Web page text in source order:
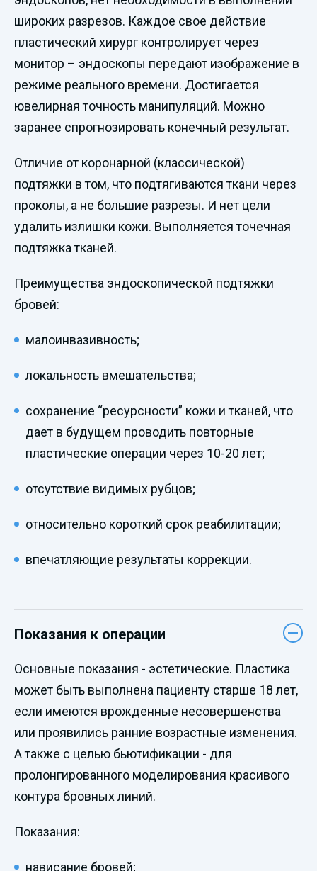
широких разрезов. Каждое свое действие
пластический хирург контролирует через
монитор – эндоскопы передают изображение в
режиме реального времени. Достигается
ювелирная точность манипуляций. Можно
заранее спрогнозировать конечный результат.
Отличие от коронарной (классической)
подтяжки в том, что подтягиваются ткани через
проколы, а не большие разрезы. И нет цели
удалить излишки кожи. Выполняется точечная
подтяжка тканей.
Преимущества эндоскопической подтяжки
бровей:
малоинвазивность;
локальность вмешательства;
сохранение “ресурсности” кожи и тканей, что
дает в будущем проводить повторные
пластические операции через 10-20 лет;
отсутствие видимых рубцов;
относительно короткий срок реабилитации;
впечатляющие результаты коррекции.
Показания к операции
Основные показания - эстетические. Пластика
может быть выполнена пациенту старше 18 лет,
если имеются врожденные несовершенства
или проявились ранние возрастные изменения.
А также с целью бьютификации - для
пролонгированного моделирования красивого
контура бровных линий.
Показания:
нависание бровей;